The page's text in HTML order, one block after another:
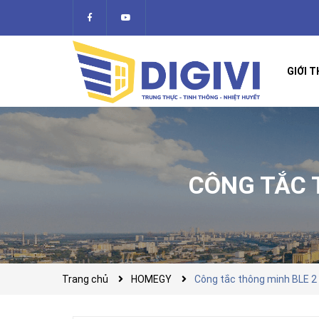
GIỚI
CÔNG TẮC
Trang chủ HOMEGY Công tắc thông minh BLE